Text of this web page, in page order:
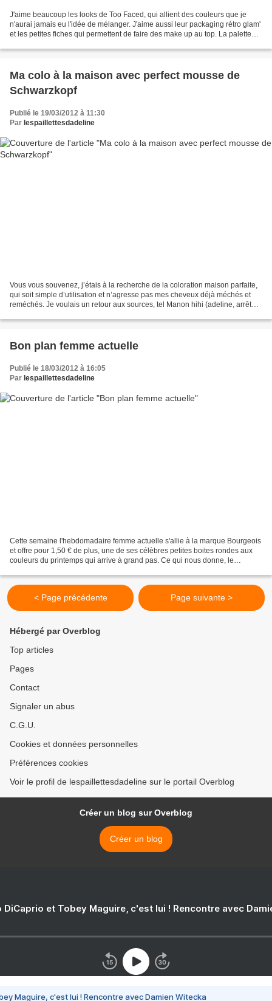
J'aime beaucoup les looks de Too Faced, qui allient des couleurs que je
n'aurai jamais eu l'idée de mélanger. J'aime aussi leur packaging rétro glam'
et les petites fiches qui permettent de faire des make up au top. La palette
Ma colo à la maison avec perfect mousse de
Schwarzkopf
Publié le 19/03/2012 à 11:30
Par lespaillettesdadeline
Vous vous souvenez, j’étais à la recherche de la coloration maison parfaite,
qui soit simple d’utilisation et n’agresse pas mes cheveux déjà méchés et
reméchés. Je voulais un retour aux sources, tel Manon hihi (adeline, arrête
Bon plan femme actuelle
Publié le 18/03/2012 à 16:05
Par lespaillettesdadeline
Cette semaine l'hebdomadaire femme actuelle s'allie à la marque Bourgeois
et offre pour 1,50 € de plus, une de ses célèbres petites boites rondes aux
couleurs du printemps qui arrive à grand pas. Ce qui nous donne, le
< Page précédente Page suivante >
Hébergé par Overblog
Top articles
Pages
Contact
Signaler un abus
C.G.U.
Cookies et données personnelles
Préférences cookies
Voir le profil de lespaillettesdadeline sur le portail Overblog
Créer un blog sur Overblog
Créer un blog
DiCaprio et Tobey Maguire, c'est lui ! Rencontre avec
Maguire, c'est lui ! Rencontre avec Damien Witecka